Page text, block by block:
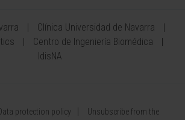
Clínica Universidad de Navarra
Centro de Ingeniería Biomédica
IdisNA
protection policy Unsubscribe from the